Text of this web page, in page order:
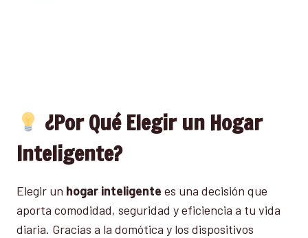
¿Por Qué Elegir un Hogar
Inteligente?
Elegir un hogar inteligente es una decisión que
aporta comodidad, seguridad y eficiencia a tu vida
diaria. Gracias a la domótica y los dispositivos